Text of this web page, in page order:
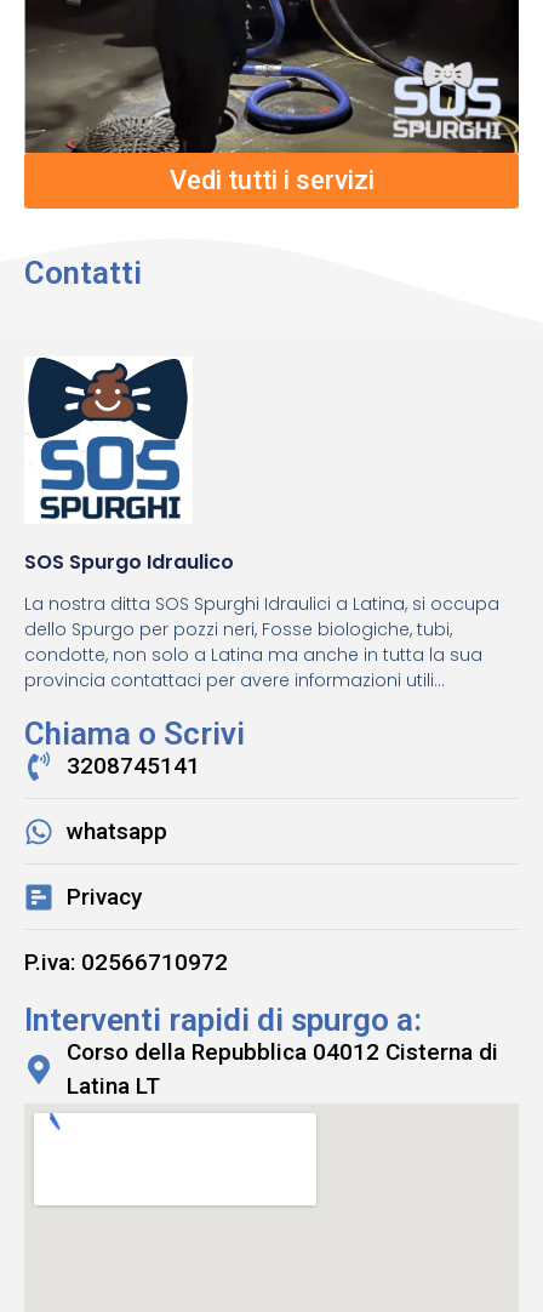
Vedi tutti i servizi
Contatti
SOS Spurgo Idraulico
La nostra ditta SOS Spurghi Idraulici a Latina, si occupa
dello Spurgo per pozzi neri, Fosse biologiche, tubi,
condotte, non solo a Latina ma anche in tutta la sua
provincia contattaci per avere informazioni utili...
Chiama o Scrivi
3208745141
whatsapp
Privacy
P.iva: 02566710972
Interventi rapidi di spurgo a:
Corso della Repubblica 04012 Cisterna di
Latina LT